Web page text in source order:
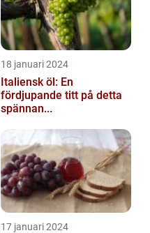
18 januari 2024
Italiensk öl: En
fördjupande titt på detta
spännan...
17 januari 2024